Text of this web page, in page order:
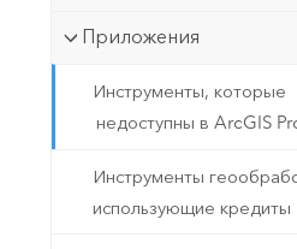
ГИС и
Технология
Создание
Приложения
Инструменты, которые
недоступны в ArcGIS
Инструменты
использующие кредиты